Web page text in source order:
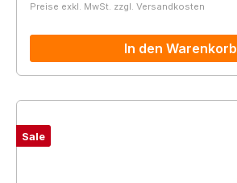
Preise exkl. MwSt. zzgl. Versandkosten
In den Warenkorb
Sale